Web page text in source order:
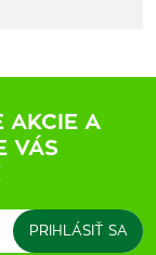
AKCIE A
VÁS